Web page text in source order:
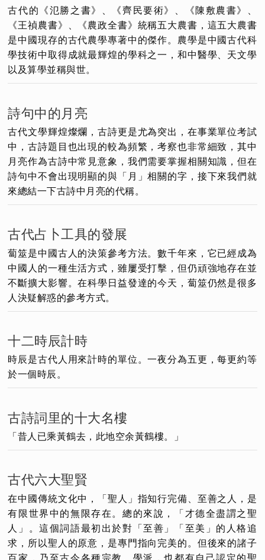
古代的《氾勝之書》、《齊民要術》、《陳敷農書》、
《王禎農書》、《農政全書》統稱五大農書，這五大農書
是中國現存的古代農學專著中的傑作。農學是中國古代科
學技術中取得成就最輝煌的學科之一，和中醫學、天文學
以及算學並稱與世。
詩句中的月亮
古代文學輝煌燦爛，古詩更是尤為突出，在事業單位考試
中，古詩題目也出現的較為頻繁，考察也非常細致，其中
月亮作為古詩中常見意象，我們需要掌握相關知識，但在
詩句中不會出現明顯的與「月」相關的字，接下來我們就
來總結一下古詩中月亮的代稱。
古代占卜工具的發展
蔔筮是中國古人的決策參考方法。數千年來，它已經成為
中國人的一種生活方式，雖屢受打擊，但仍頑強地存在並
不斷擴大影響。在科學日益發達的今天，蔔筮仍然是很多
人決疑解惑的參考方式。
十二時辰計時
時辰是古代人用來計時的單位。一夜分為五更，每更約等
於一個時辰。
古詩詞里的十大名樓
「昔人已乘黃鶴去，此地空余黃鶴樓。」
古代六大聖賢
在中國傳統文化中，「聖人」指知行完備、至善之人，是
有限世界中的無限存在。總的來說，「才德全盡謂之聖
人」。這個詞語最初出於對「至善」「至美」的人格追
求，所以聖人的原意，是專門指向完美的。但後來的諸子
百家，乃至古今各種宗教、學派，也都有自己認定的聖